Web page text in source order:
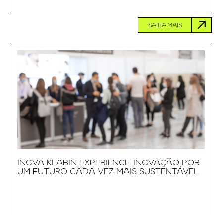
SAIBA MAIS
INOVA KLABIN EXPERIENCE: INOVAÇÃO POR
UM FUTURO CADA VEZ MAIS SUSTENTÁVEL